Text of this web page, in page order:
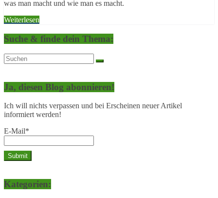
was man macht und wie man es macht.
Weiterlesen
Suche & finde dein Thema:
Ja, diesen Blog abonnieren!
Ich will nichts verpassen und bei Erscheinen neuer Artikel
informiert werden!
E-Mail*
Kategorien: